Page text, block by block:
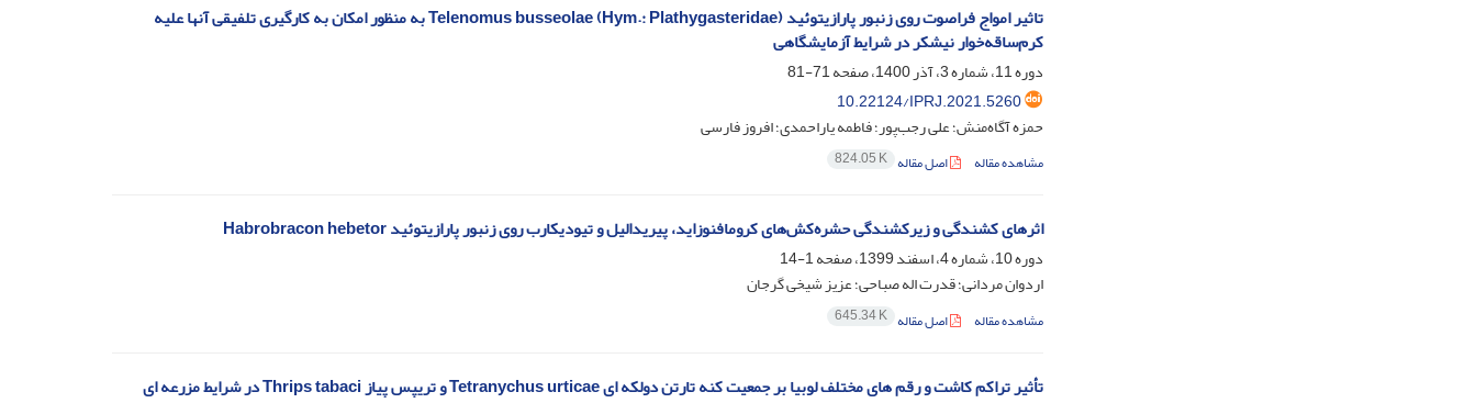
تاثیر امواج فراصوت روی زنبور پارازیتوئید Telenomus busseolae (Hym.: Plathygasteridae) به منظور امکان به کارگیری تلفیقی آنها علیه
کرم‌ساقه‌خوار نیشکر در شرایط آزمایشگاهی
دوره 11، شماره 3، آذر 1400، صفحه
71-81
10.22124/IPRJ.2021.5260
حمزه آگاه‌منش؛ علی رجب‌پور؛ فاطمه یاراحمدی؛ افروز فارسی
مشاهده مقاله اصل مقاله 824.05 K
اثرهای کشندگی و زیر‌کشندگی حشره‌کش‌های کرومافنوزاید، پیریدالیل و تیودیکارب روی زنبور پارازیتوئید Habrobracon hebetor
دوره 10، شماره 4، اسفند 1399، صفحه
1-14
اردوان مردانی؛ قدرت اله صباحی؛ عزیز شیخی گرجان
مشاهده مقاله اصل مقاله 645.34 K
تأثیر تراکم کاشت و رقم های مختلف لوبیا بر جمعیت کنه تارتن دولکه ای Tetranychus urticae و تریپس پیاز Thrips tabaci در شرایط مزرعه ای